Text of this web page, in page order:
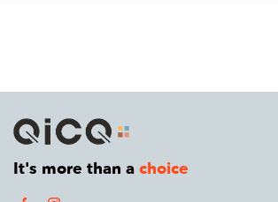
It's more than a choice